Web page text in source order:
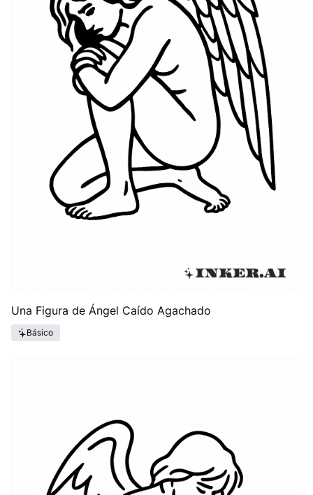
Una Figura de Ángel Caído Agachado
Básico